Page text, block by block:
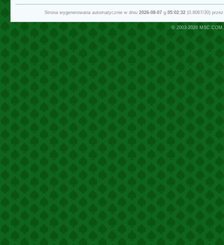
Strona wygenerowana automatycznie w dniu 2026-08-07g.05:02:32(0.8067/30)
© 2003-2026